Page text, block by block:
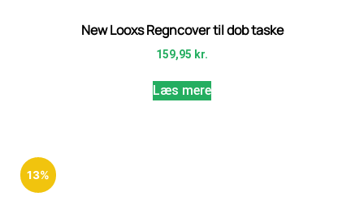
New Looxs Regncover til dob taske
159,95 kr.
Læs mere
13%